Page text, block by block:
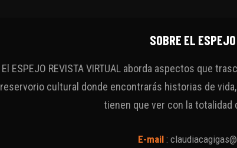
SOBRE EL
El ESPEJO REVISTA VIRTUAL aborda aspectos que
reservorio cultural donde encontrarás historias de
tienen que ver con la totalidad
E-mail :